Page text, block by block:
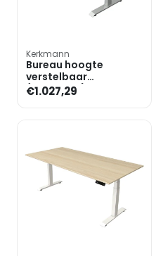
Kerkmann
Bureau hoogte
verstelbaar
(elektrisch) »Move 4«
200 cm T-poot
€1.027,29